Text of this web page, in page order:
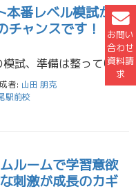
お問い
合わせ
資料請
求
番レベル模試が、
チャンスです！
共通テスト直前の最後の模試、準備は整っていますか？ 12月20日に実施される共通テスト本番レベル模試は、高3生にとっては最後の模試となります。本番まで残りわずかとなったこの時期、「もう時間がない」「まだ不安な科目がある」 […]
者: 山田 朋克
駅前校
ルームで学習意欲
刺激が成長のカギ